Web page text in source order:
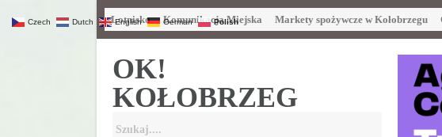
Lotnisko Komunikacja Miejska Markety spożywcze w Kołobrzegu
OK!
KOŁOBRZEG
Czech Dutch English German Polish